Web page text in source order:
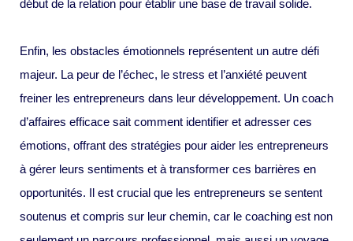
début de la relation pour établir une base de travail solide.
Enfin, les obstacles émotionnels représentent un autre défi
majeur. La peur de l’échec, le stress et l’anxiété peuvent
freiner les entrepreneurs dans leur développement. Un coach
d’affaires efficace sait comment identifier et adresser ces
émotions, offrant des stratégies pour aider les entrepreneurs
à gérer leurs sentiments et à transformer ces barrières en
opportunités. Il est crucial que les entrepreneurs se sentent
soutenus et compris sur leur chemin, car le coaching est non